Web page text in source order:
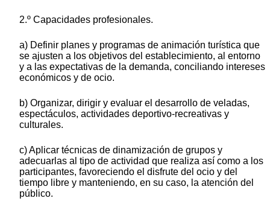
2.º Capacidades profesionales.
a) Definir planes y programas de animación turística que
se ajusten a los objetivos del establecimiento, al entorno
y a las expectativas de la demanda, conciliando intereses
económicos y de ocio.
b) Organizar, dirigir y evaluar el desarrollo de veladas,
espectáculos, actividades deportivo-recreativas y
culturales.
c) Aplicar técnicas de dinamización de grupos y
adecuarlas al tipo de actividad que realiza así como a los
participantes, favoreciendo el disfrute del ocio y del
tiempo libre y manteniendo, en su caso, la atención del
público.